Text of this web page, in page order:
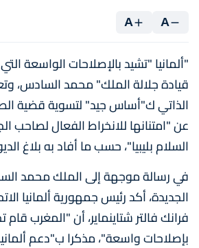
A
A
"ألمانيا "تشيد بالإصلاحات الواسعة
قيادة جلالة الملك" محمد السادس،
الذاتي ك"أساس جيد" لتسوية قضية
عن "امتنانها للانخراط الفعال لصاحب
السلام بليبيا"، حسب ما أفاد به بلاغ
في رسالة موجهة إلى الملك محمد
الجديدة، أكد رئيس جمهورية ألمانيا
فرانك فالتر شتاينماير، أن "المغرب
بإصلاحات واسعة"، مذكرا ب"دعم